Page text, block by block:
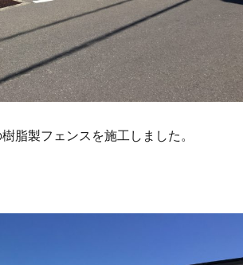
脂製フェンスを施工しました。